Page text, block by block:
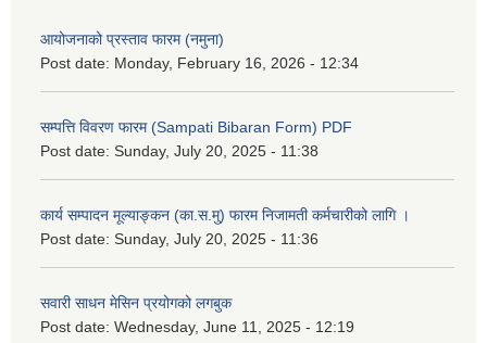
आयोजनाको प्रस्ताव फारम (नमुना)
Post date: Monday, February 16, 2026 - 12:34
सम्पत्ति विवरण फारम (Sampati Bibaran Form) PDF
Post date: Sunday, July 20, 2025 - 11:38
कार्य सम्पादन मूल्याङ्कन (का.स.मु) फारम निजामती कर्मचारीको लागि ।
Post date: Sunday, July 20, 2025 - 11:36
सवारी साधन मेसिन प्रयोगको लगबुक
Post date: Wednesday, June 11, 2025 - 12:19